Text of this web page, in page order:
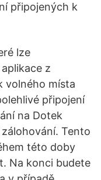
připojených k
lze
z
volného místa
připojení
na Dotek
Tento
této doby
Na konci budete